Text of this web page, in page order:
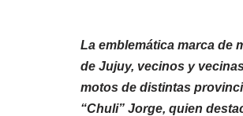
La emblemática marca de
de Jujuy, vecinos y
motos de distintas
“Chuli” Jorge, quien